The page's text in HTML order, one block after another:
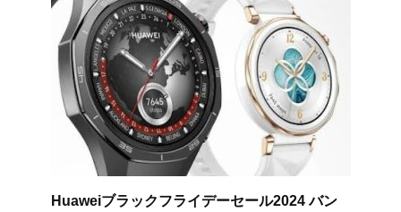
Huaweiブラックフライデーセール2024 バン